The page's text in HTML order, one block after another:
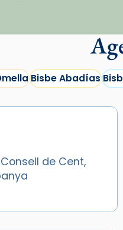
Bisbe Abadías
de Cent,